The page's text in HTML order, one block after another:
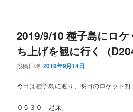
2019/9/10 種子島にロケ
ち上げを観に行く（
投稿日時:2019年9月14日
今日は種子島に渡り、明日のロケット打
０５３０ 起床。